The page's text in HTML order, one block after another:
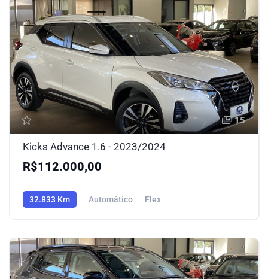
15
Kicks Advance 1.6 - 2023/2024
R$112.000,00
32.833 Km Automático Flex